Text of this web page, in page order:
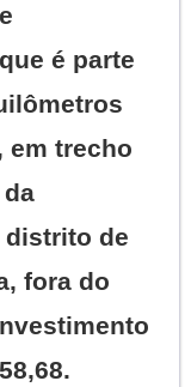
é parte
em trecho
distrito de
fora do